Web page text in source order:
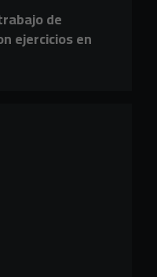
de
ejercicios en